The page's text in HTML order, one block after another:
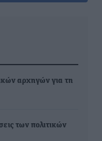
αρχηγών για τη
των πολιτικών